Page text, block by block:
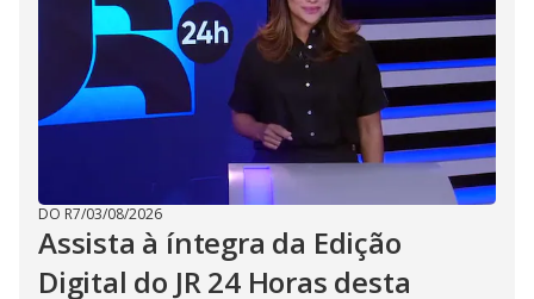
DO R7/03/08/2026
Assista à íntegra da Edição
Digital do JR 24 Horas desta